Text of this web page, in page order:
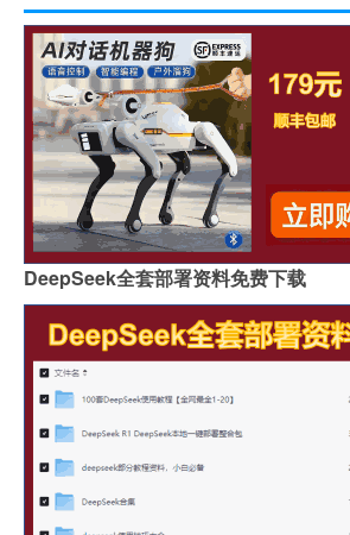
DeepSeek全套部署资料免费下载